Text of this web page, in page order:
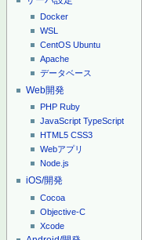
Docker
WSL
CentOS Ubuntu
Apache
データベース
Web開発
PHP Ruby
JavaScript TypeScript
HTML5 CSS3
Webアプリ
Node.js
iOS/開発
Cocoa
Objective-C
Xcode